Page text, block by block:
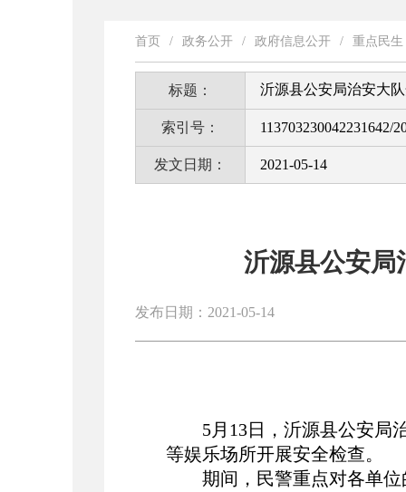
首页 / 政务公开 / 政府信息公开 / 重点民生
标题： 沂源县公安局治安大
索引号： 113703230042231642/
发文日期： 2021-05-14
沂源县公安局
发布日期：2021-05-14
5月13日，沂源县公安局
等娱乐场所开展安全检查。
期间，民警重点对各单